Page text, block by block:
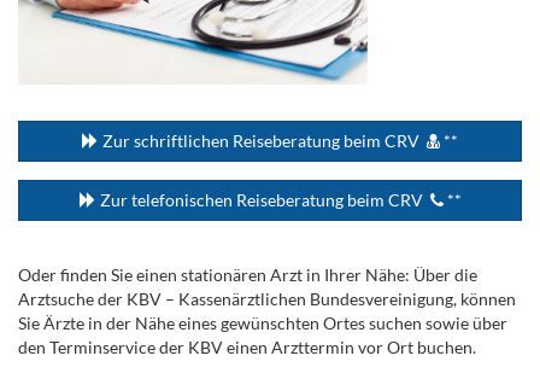
Zur schriftlichen Reiseberatung beim CRV **
Zur telefonischen Reiseberatung beim CRV **
Oder finden Sie einen stationären Arzt in Ihrer Nähe: Über die
Arztsuche der KBV – Kassenärztlichen Bundesvereinigung, können
Sie Ärzte in der Nähe eines gewünschten Ortes suchen sowie über
den Terminservice der KBV einen Arzttermin vor Ort buchen.